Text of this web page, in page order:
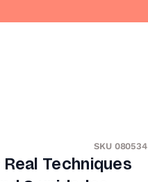
SKU 080534
Techniques